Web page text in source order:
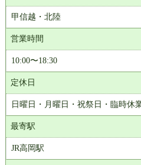
甲信越・北陸
営業時間
10:00〜18:30
定休日
日曜日・月曜日・祝祭日・臨時休
最寄駅
JR高岡駅